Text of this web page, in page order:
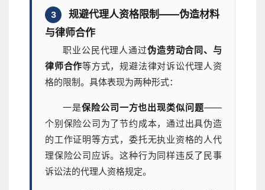
3
规避代理人资格限制——伪造材料
与律师合作
职业公民代理人通过伪造劳动合同、与
律师合作等方式，规避法律对诉讼代理人资
格的限制。具体表现为两种形式：
一是保险公司一方也出现类似问题——
个别保险公司为了节约成本，通过出具伪造
的工作证明等方式，委托无执业资格的人代
理保险公司应诉。这种行为同样违反了民事
诉讼法的代理人资格规定。